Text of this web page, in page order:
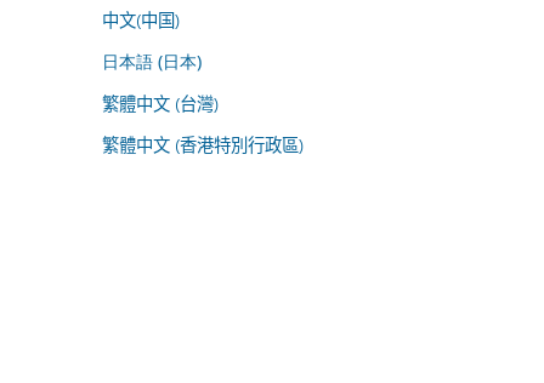
中文(中国)
日本語 (日本)
繁體中文 (台灣)
繁體中文 (香港特別行政區)